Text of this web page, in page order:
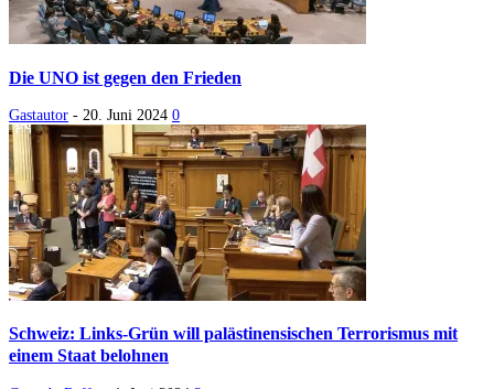
Die UNO ist gegen den Frieden
Gastautor - 20. Juni 2024 0
Schweiz: Links-Grün will palästinensischen Terrorismus mit
einem Staat belohnen